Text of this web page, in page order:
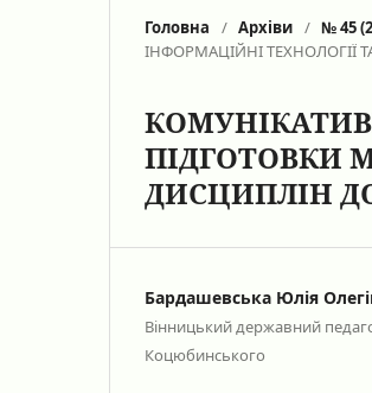
Головна / Архіви / № 45
ІНФОРМАЦІЙНІ ТЕХНОЛОГІЇ
ПІДГОТОВКИ
ДИСЦИПЛІН
Бардашевська Юлія
Вінницький державний
Коцюбинського